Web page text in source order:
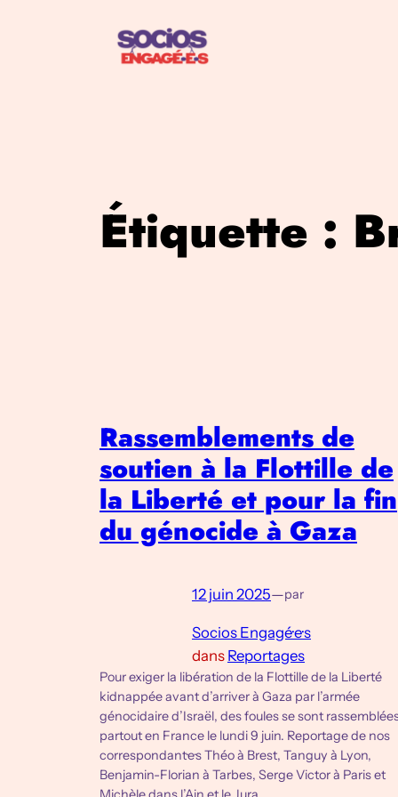
Étiquette :
Rassemblements de
soutien à la Flottille de
la Liberté et pour la fin
du génocide à Gaza
12 juin 2025—par
Socios Engagé·e·s
dans Reportages
‪Pour exiger la libération de la Flottille de la Liberté
kidnappée avant d’arriver à Gaza par l’armée
génocidaire d’Israël, des foules se sont
partout en France le lundi 9 juin. Reportage de nos
correspondant·e·s Théo à Brest, Tanguy à Lyon,
Benjamin-Florian à Tarbes, Serge Victor à Paris et